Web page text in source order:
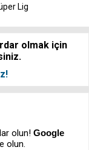
Lig
olmak için
olun! Google
olun.